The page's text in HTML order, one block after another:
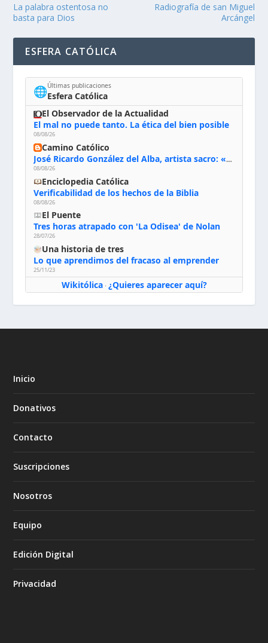
La palabra ostentosa no
basta para Dios
Radiografía de san Miguel
Arcángel
ESFERA CATÓLICA
🌐Últimas publicaciones
Esfera Católica
El Observador de la Actualidad
El mal no puede tanto. La ética del bien posible
08/08/26
Camino Católico
José Ricardo González del Alba, artista sacro: «Yo oro, hablo con Dios, le pido al Espíritu Santo su inspiración y siempre pinto rezando el rosario para que sea Él quien actúe a través de mis manos»
08/08/26
Enciclopedia Católica
Verificabilidad de los hechos de la Biblia
08/08/26
El Puente
Tres horas atrapado con 'La Odisea' de Nolan
28/07/26
Una historia de tres
Lo que aprendimos del fracaso al emprender
25/11/23
Wikitólica· ¿Quieres aparecer aquí?
Inicio
Donativos
Contacto
Suscripciones
Nosotros
Equipo
Edición Digital
Privacidad